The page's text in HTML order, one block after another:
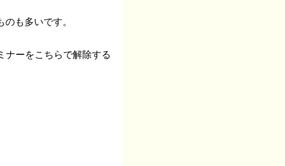
も多いです。
ナーをこちらで解除する